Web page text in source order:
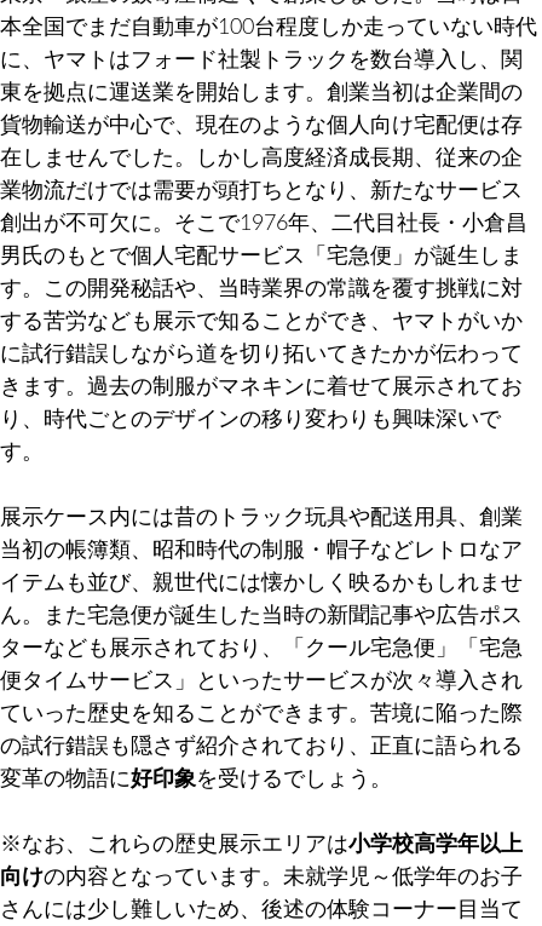
本全国でまだ自動車が100台程度しか走っていない時代
に、ヤマトはフォード社製トラックを数台導入し、関
東を拠点に運送業を開始します。創業当初は企業間の
貨物輸送が中心で、現在のような個人向け宅配便は存
在しませんでした。しかし高度経済成長期、従来の企
業物流だけでは需要が頭打ちとなり、新たなサービス
創出が不可欠に。そこで1976年、二代目社長・小倉昌
男氏のもとで個人宅配サービス「宅急便」が誕生しま
す。この開発秘話や、当時業界の常識を覆す挑戦に対
する苦労なども展示で知ることができ、ヤマトがいか
に試行錯誤しながら道を切り拓いてきたかが伝わって
きます。過去の制服がマネキンに着せて展示されてお
り、時代ごとのデザインの移り変わりも興味深いで
す。
展示ケース内には昔のトラック玩具や配送用具、創業
当初の帳簿類、昭和時代の制服・帽子などレトロなア
イテムも並び、親世代には懐かしく映るかもしれませ
ん。また宅急便が誕生した当時の新聞記事や広告ポス
ターなども展示されており、「クール宅急便」「宅急
便タイムサービス」といったサービスが次々導入され
ていった歴史を知ることができます。苦境に陥った際
の試行錯誤も隠さず紹介されており、正直に語られる
変革の物語に好印象を受けるでしょう。
※なお、これらの歴史展示エリアは小学校高学年以上
向けの内容となっています。未就学児～低学年のお子
さんには少し難しいため、後述の体験コーナー目当て